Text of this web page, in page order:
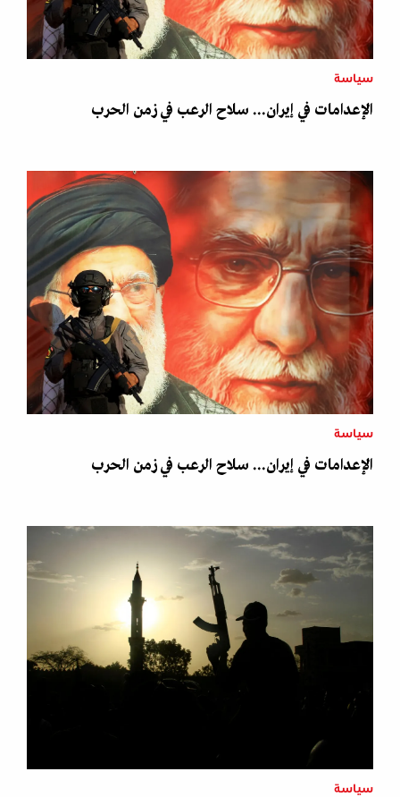
سياسة
الإعدامات في إيران... سلاح الرعب في زمن الحرب
سياسة
الإعدامات في إيران... سلاح الرعب في زمن الحرب
سياسة